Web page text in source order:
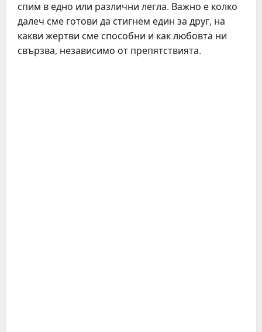
спим в едно или различни легла. Важно е колко
далеч сме готови да стигнем един за друг, на
какви жертви сме способни и как любовта ни
свързва, независимо от препятствията.